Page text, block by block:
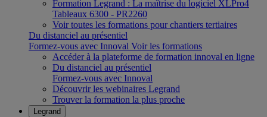
Formation Legrand : La maîtrise du logiciel XLPro4
Tableaux 6300 - PR2260
Voir toutes les formations pour chantiers tertiaires
Du distanciel au présentiel
Formez-vous avec Innoval Voir les formations
Accéder à la plateforme de formation innoval en ligne
Du distanciel au présentiel
Formez-vous avec Innoval
Découvrir les webinaires Legrand
Trouver la formation la plus proche
Legrand